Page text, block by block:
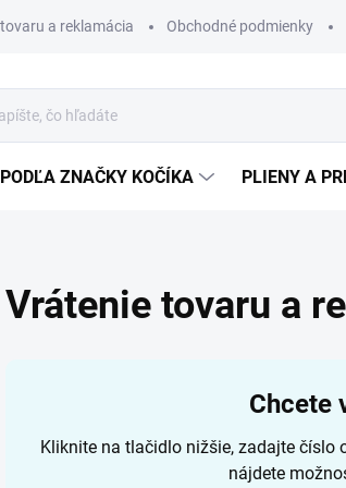
a reklamácia Obchodné podmienky
ZNAČKY KOČÍKA PLIENY A
Vrátenie tovaru a
Chcete
Kliknite na tlačidlo nižšie, zadajte číslo
nájdete